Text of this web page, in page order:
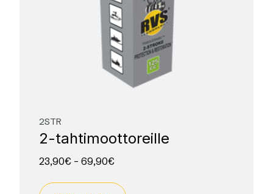
2STR
2-tahtimoottoreille
23,90€ – 69,90€